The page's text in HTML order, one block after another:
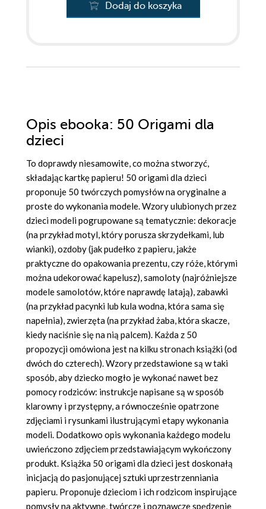
Dodaj do koszyka
Opis ebooka: 50 Origami dla
dzieci
To doprawdy niesamowite, co można stworzyć,
składając kartkę papieru! 50 origami dla dzieci
proponuje 50 twórczych pomysłów na oryginalne a
proste do wykonania modele. Wzory ulubionych przez
dzieci modeli pogrupowane są tematycznie: dekoracje
(na przykład motyl, który porusza skrzydełkami, lub
wianki), ozdoby (jak pudełko z papieru, jakże
praktyczne do opakowania prezentu, czy róże, którymi
można udekorować kapelusz), samoloty (najróżniejsze
modele samolotów, które naprawdę latają), zabawki
(na przykład pacynki lub kula wodna, która sama się
napełnia), zwierzęta (na przykład żaba, która skacze,
kiedy naciśnie się na nią palcem). Każda z 50
propozycji omówiona jest na kilku stronach książki (od
dwóch do czterech). Wzory przedstawione są w taki
sposób, aby dziecko mogło je wykonać nawet bez
pomocy rodziców: instrukcje napisane są w sposób
klarowny i przystępny, a równocześnie opatrzone
zdjęciami i rysunkami ilustrującymi etapy wykonania
modeli. Dodatkowo opis wykonania każdego modelu
uwieńczono zdjęciem przedstawiającym wykończony
produkt. Książka 50 origami dla dzieci jest doskonałą
inicjacją do pasjonującej sztuki uprzestrzenniania
papieru. Proponuje dzieciom i ich rodzicom inspirujące
pomysły na aktywne, twórcze i poznawcze spędzenie